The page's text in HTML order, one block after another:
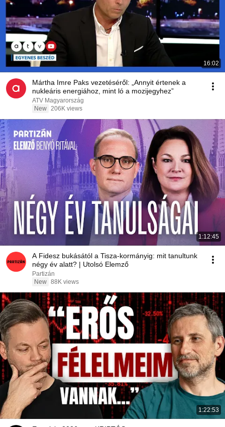
16:02
Mártha Imre Paks vezetéséről: „Annyit értenek a
nukleáris energiához, mint ló a mozijegyhez”
ATV Magyarország
New 206K views
1:12:45
A Fidesz bukásától a Tisza-kormányig: mit tanultunk
négy év alatt? | Utolsó Elemző
Partizán
New 88K views
1:22:53